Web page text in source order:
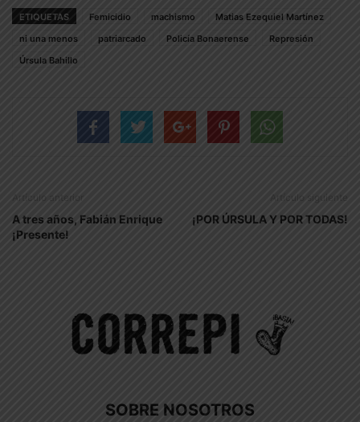
ETIQUETAS Femicidio machismo
Matias Ezequiel Martínez
ni una menos
patriarcado Policía Bonaerense
Represión
Úrsula Bahillo
Artículo anterior
A tres años, Fabián Enrique
¡Presente!
Artículo siguiente
¡POR ÚRSULA Y POR TODAS!
SOBRE NOSOTROS